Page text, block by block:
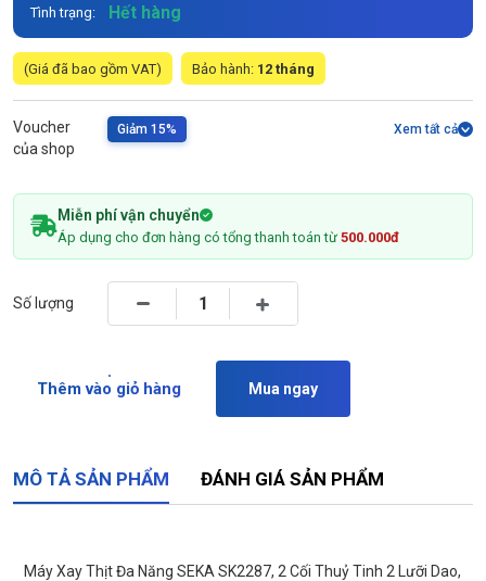
Tình trạng: Hết hàng
(Giá đã bao gồm VAT) Bảo hành: 12 tháng
Voucher
của shop
Giảm 15% Xem tất cả
Miễn phí vận chuyển
Áp dụng cho đơn hàng có tổng thanh toán từ 500.000đ
Số lượng
Thêm vào giỏ hàng Mua ngay
MÔ TẢ SẢN PHẨM ĐÁNH GIÁ SẢN PHẨM
Máy Xay Thịt Đa Năng SEKA SK2287, 2 Cối Thuỷ Tinh 2 Lưỡi Dao,